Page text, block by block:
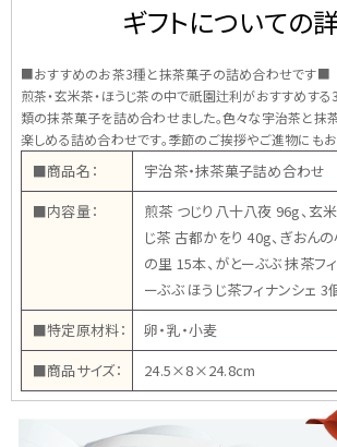
ギフトについての
■おすすめのお茶3種と抹茶菓子の詰め合わせです■
煎茶・玄米茶・ほうじ茶の中で祇園辻利がおすすめす
類の抹茶菓子を詰め合わせました。色々な宇治茶と抹
楽しめる詰め合わせです。季節のご挨拶やご進物にもお
■商品名：
宇治茶・抹茶菓子詰め合わせ
■内容量：
煎茶 つじり八十八夜 96g、玄
じ茶 古都かをり 40g、ぎおん
の里 15本、がとーぶぶ 抹茶フ
ーぶぶ ほうじ茶フィナンシェ 3
■特定原材料：
卵・乳・小麦
■商品サイズ：
24.5×8×24.8cm